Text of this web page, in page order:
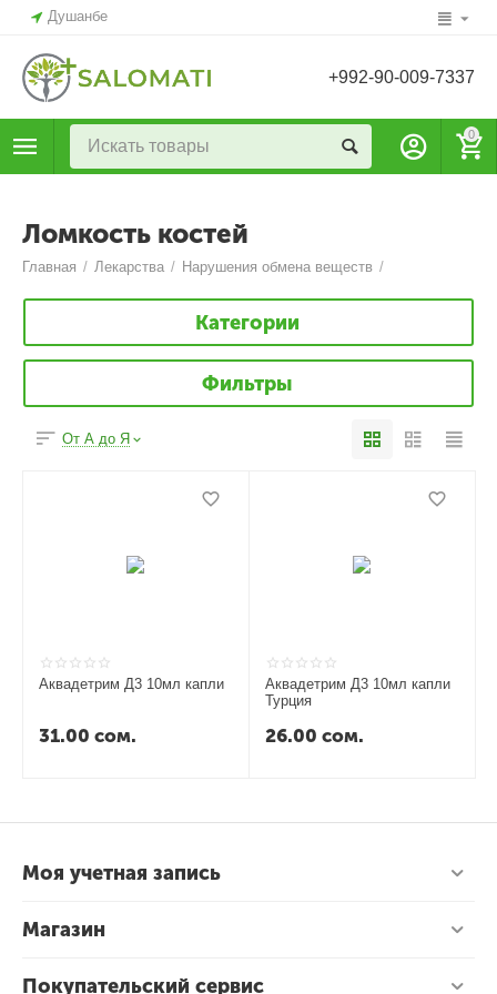
Душанбе
+992-90-009-7337
0
Ломкость костей
Главная / Лекарства / Нарушения обмена веществ /
Категории
Фильтры
От А до Я
Аквадетрим Д3 10мл капли
31.00 сом.
Аквадетрим Д3 10мл капли
Турция
26.00 сом.
Моя учетная запись
Магазин
Покупательский сервис